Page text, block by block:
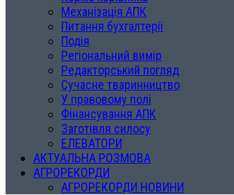
Механізація АПК
Питання бухгалтерії
Подія
Регіональний вимір
Редакторський погляд
Сучасне тваринництво
У правовому полі
Фінансування АПК
Заготівля силосу
ЕЛЕВАТОРИ
АКТУАЛЬНА РОЗМОВА
АГРОРЕКОРДИ
АГРОРЕКОРДИ НОВИНИ